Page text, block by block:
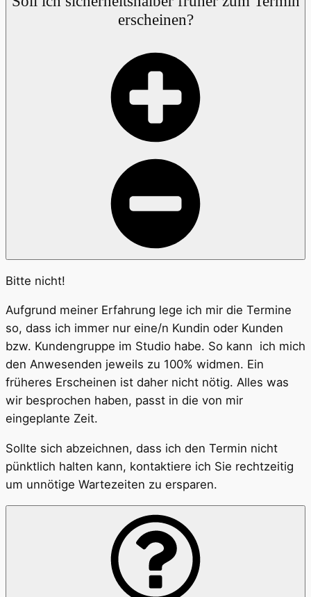
erscheinen?
Bitte nicht!
Aufgrund meiner Erfahrung lege ich mir die Termine
so, dass ich immer nur eine/n Kundin oder Kunden
bzw. Kundengruppe im Studio habe. So kann ich mich
den Anwesenden jeweils zu 100% widmen. Ein
früheres Erscheinen ist daher nicht nötig. Alles was
wir besprochen haben, passt in die von mir
eingeplante Zeit.
Sollte sich abzeichnen, dass ich den Termin nicht
pünktlich halten kann, kontaktiere ich Sie rechtzeitig
um unnötige Wartezeiten zu ersparen.